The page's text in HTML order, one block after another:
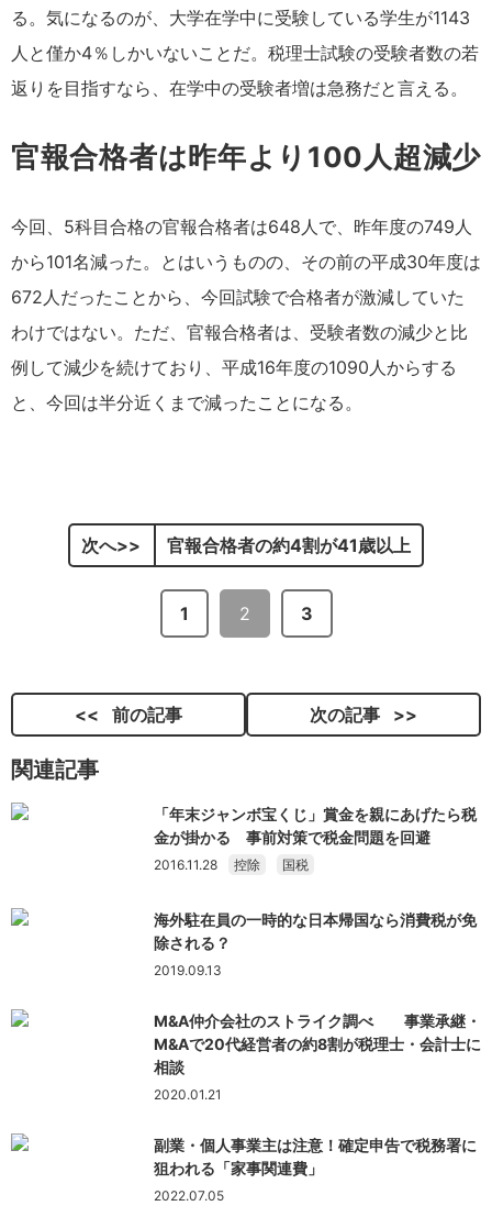
る。気になるのが、大学在学中に受験している学生が1143
人と僅か4％しかいないことだ。税理士試験の受験者数の若
返りを目指すなら、在学中の受験者増は急務だと言える。
官報合格者は昨年より100人超減少
今回、5科目合格の官報合格者は648人で、昨年度の749人
から101名減った。とはいうものの、その前の平成30年度は
672人だったことから、今回試験で合格者が激減していた
わけではない。ただ、官報合格者は、受験者数の減少と比
例して減少を続けており、平成16年度の1090人からする
と、今回は半分近くまで減ったことになる。
次へ 官報合格者の約4割が41歳以上
1 2 3
前の記事 次の記事
関連記事
「年末ジャンボ宝くじ」賞金を親にあげたら税
金が掛かる 事前対策で税金問題を回避
2016.11.28 控除 国税
海外駐在員の一時的な日本帰国なら消費税が免
除される？
2019.09.13
M&A仲介会社のストライク調べ 事業承継・
M&Aで20代経営者の約8割が税理士・会計士に
相談
2020.01.21
副業・個人事業主は注意！確定申告で税務署に
狙われる「家事関連費」
2022.07.05